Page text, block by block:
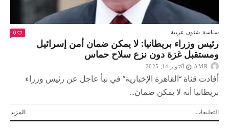
سياسة شئون عربية 0
رئيس وزراء بريطانيا: لا يمكن ضمان أمن إسرائيل
ومستقبل غزة دون نزع سلاح حماس
AMR أكتوبر 14, 2025
أفادت قناة “القاهرة الإخبارية” في نبأ عاجل عن رئيس وزراء
بريطانيا أنه لا يمكن ضمان...
المزيد التعليقاتعلى
رئيس